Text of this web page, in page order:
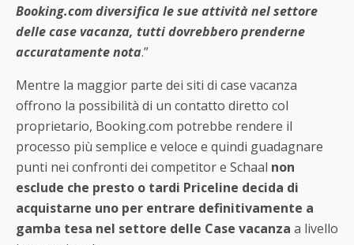
Booking.com diversifica le sue attività nel settore
delle case vacanza, tutti dovrebbero prenderne
accuratamente nota.”
Mentre la maggior parte dei siti di case vacanza
offrono la possibilità di un contatto diretto col
proprietario, Booking.com potrebbe rendere il
processo più semplice e veloce e quindi guadagnare
punti nei confronti dei competitor e Schaal non
esclude che presto o tardi Priceline decida di
acquistarne uno per entrare definitivamente a
gamba tesa nel settore delle Case vacanza a livello